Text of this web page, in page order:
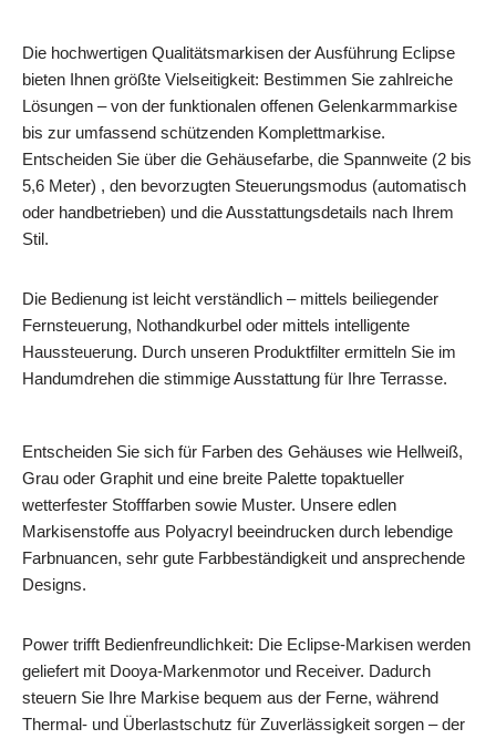
Die hochwertigen Qualitätsmarkisen der Ausführung Eclipse
bieten Ihnen größte Vielseitigkeit: Bestimmen Sie zahlreiche
Lösungen – von der funktionalen offenen Gelenkarmmarkise
bis zur umfassend schützenden Komplettmarkise.
Entscheiden Sie über die Gehäusefarbe, die Spannweite (2 bis
5,6 Meter) , den bevorzugten Steuerungsmodus (automatisch
oder handbetrieben) und die Ausstattungsdetails nach Ihrem
Stil.
Die Bedienung ist leicht verständlich – mittels beiliegender
Fernsteuerung, Nothandkurbel oder mittels intelligente
Haussteuerung. Durch unseren Produktfilter ermitteln Sie im
Handumdrehen die stimmige Ausstattung für Ihre Terrasse.
Entscheiden Sie sich für Farben des Gehäuses wie Hellweiß,
Grau oder Graphit und eine breite Palette topaktueller
wetterfester Stofffarben sowie Muster. Unsere edlen
Markisenstoffe aus Polyacryl beeindrucken durch lebendige
Farbnuancen, sehr gute Farbbeständigkeit und ansprechende
Designs.
Power trifft Bedienfreundlichkeit: Die Eclipse-Markisen werden
geliefert mit Dooya-Markenmotor und Receiver. Dadurch
steuern Sie Ihre Markise bequem aus der Ferne, während
Thermal- und Überlastschutz für Zuverlässigkeit sorgen – der